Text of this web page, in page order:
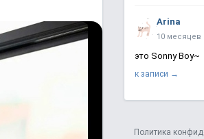
Arina
10 месяцев
это Sonny Boy~
к записи →
Политика